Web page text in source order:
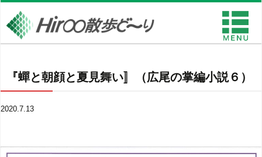
『蟬と朝顔と夏見舞い〛（広尾の掌編小説６）
2020.7.13